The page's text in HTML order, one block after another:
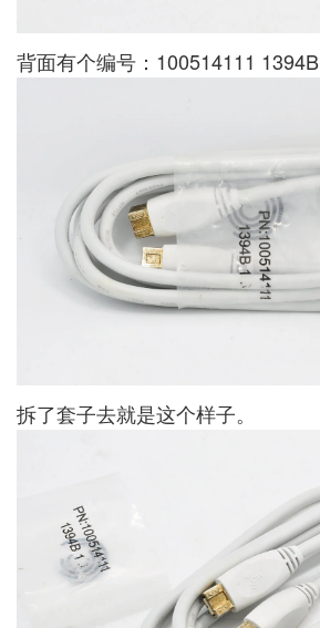
背面有个编号：100514111 1394B
拆了套子去就是这个样子。